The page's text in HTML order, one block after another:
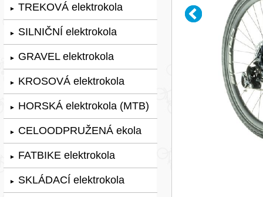
► TREKOVÁ elektrokola
► SILNIČNÍ elektrokola
► GRAVEL elektrokola
► KROSOVÁ elektrokola
► HORSKÁ elektrokola (MTB)
► CELOODPRUŽENÁ ekola
► FATBIKE elektrokola
► SKLÁDACÍ elektrokola